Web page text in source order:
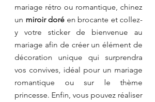
mariage rétro ou romantique, chinez
un miroir doré en brocante et collez-
y votre sticker de bienvenue au
mariage afin de créer un élément de
décoration unique qui surprendra
vos convives, idéal pour un mariage
romantique ou sur le thème
princesse. Enfin, vous pouvez réaliser